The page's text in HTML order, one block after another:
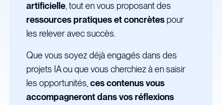
artificielle , tout en vous proposant des
ressources pratiques et concrètes pour
les relever avec succès.
Que vous soyez déjà engagés dans des
projets IA ou que vous cherchiez à en saisir
les opportunités, ces contenus vous
accompagneront dans vos réflexions